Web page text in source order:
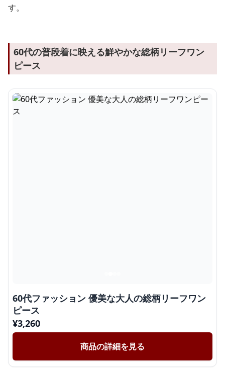
す。
60代の普段着に映える鮮やかな総柄リーフワン
ピース
60代ファッション 優美な大人の総柄リーフワン
ピース
¥3,260
商品の詳細を見る